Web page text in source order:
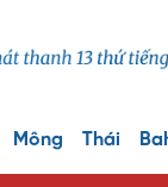
Mông Thái